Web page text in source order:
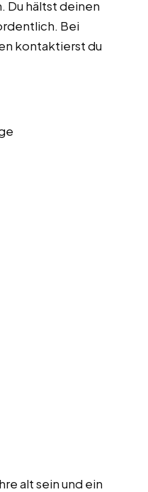
Du hältst deinen
Bei
kontaktierst du
alt sein und ein